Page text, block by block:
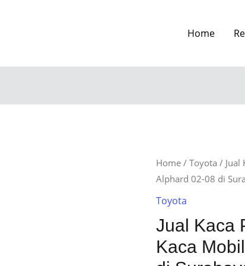
Home
Home /Toyota / Jual
Alphard 02-08 di
Toyota
Jual Kaca
Kaca